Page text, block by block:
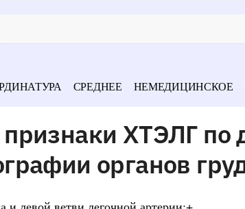
СРЕДНЕЕ НЕМЕДИЦИНСКОЕ
ХТЭЛГ по
органов